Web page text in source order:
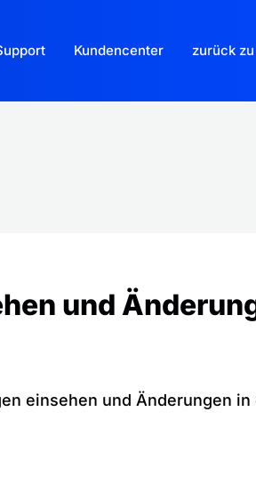
Kundencenter zurück
und
einsehen und Änderungen in